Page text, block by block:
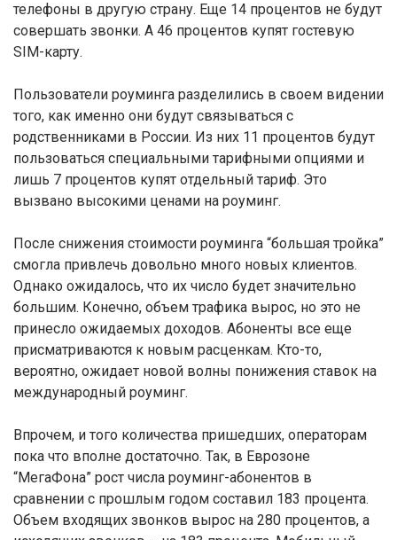
телефоны в другую страну. Еще 14 процентов не будут
совершать звонки. А 46 процентов купят гостевую
SIM-карту.
Пользователи роуминга разделились в своем видении
того, как именно они будут связываться с
родственниками в России. Из них 11 процентов будут
пользоваться специальными тарифными опциями и
лишь 7 процентов купят отдельный тариф. Это
вызвано высокими ценами на роуминг.
После снижения стоимости роуминга “большая тройка”
смогла привлечь довольно много новых клиентов.
Однако ожидалось, что их число будет значительно
большим. Конечно, объем трафика вырос, но это не
принесло ожидаемых доходов. Абоненты все еще
присматриваются к новым расценкам. Кто-то,
вероятно, ожидает новой волны понижения ставок на
международный роуминг.
Впрочем, и того количества пришедших, операторам
пока что вполне достаточно. Так, в Еврозоне
“МегаФона” рост числа роуминг-абонентов в
сравнении с прошлым годом составил 183 процента.
Объем входящих звонков вырос на 280 процентов, а